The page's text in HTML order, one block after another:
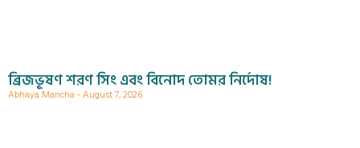
ব্রিজভূষণ শরণ সিং এবং বিনোদ তোমর নির্দোষ!
Abhaya Mancha August 7, 2026